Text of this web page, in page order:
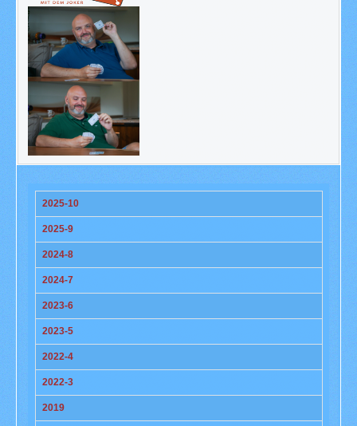
Titel
2025-10
2025-9
2024-8
2024-7
2023-6
2023-5
2022-4
2022-3
2019